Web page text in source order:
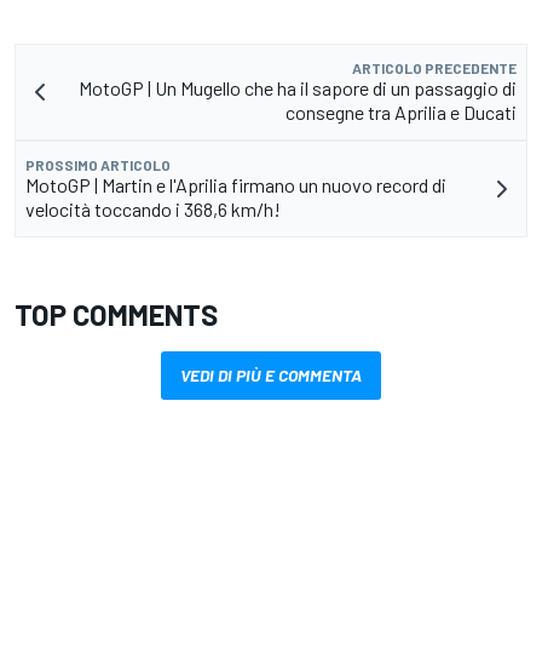
ARTICOLO PRECEDENTE
MotoGP | Un Mugello che ha il sapore di un passaggio di
consegne tra Aprilia e Ducati
PROSSIMO ARTICOLO
MotoGP | Martin e l'Aprilia firmano un nuovo record di
velocità toccando i 368,6 km/h!
TOP COMMENTS
VEDI DI PIÙ E COMMENTA